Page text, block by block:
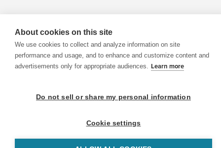
© 1999-2026 BrainPOP. Todos los derechos reservados.
BrainPOP Maestros is proudly powered byWordPress. Built by SlipFire Web Development
About cookies on this site
We use cookies to collect and analyze information on site
performance and usage, and to enhance and customize content and
advertisements only for appropriate audiences. Learn more
Do not sell or share my personal information
Cookie settings